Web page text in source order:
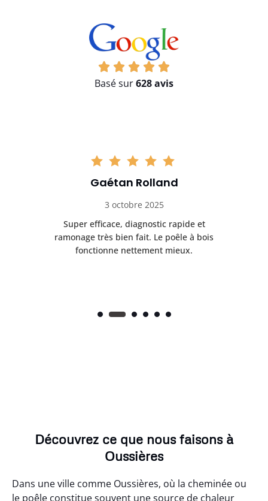
Basé sur628 avis
Gaétan Rolland
3 octobre 2025
Super efficace, diagnostic rapide et
ramonage très bien fait. Le poêle à bois
fonctionne nettement mieux.
Découvrez ce que nous faisons à
Oussières
Dans une ville comme Oussières, où la cheminée ou
le poêle constitue souvent une source de chaleur